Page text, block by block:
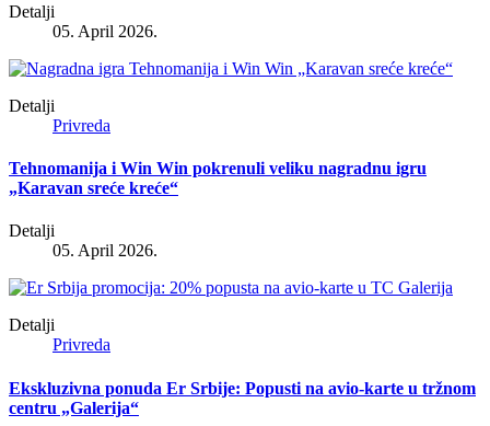
Detalji
05. April 2026.
Detalji
Privreda
Tehnomanija i Win Win pokrenuli veliku nagradnu igru
„Karavan sreće kreće“
Detalji
05. April 2026.
Detalji
Privreda
Ekskluzivna ponuda Er Srbije: Popusti na avio-karte u tržnom
centru „Galerija“